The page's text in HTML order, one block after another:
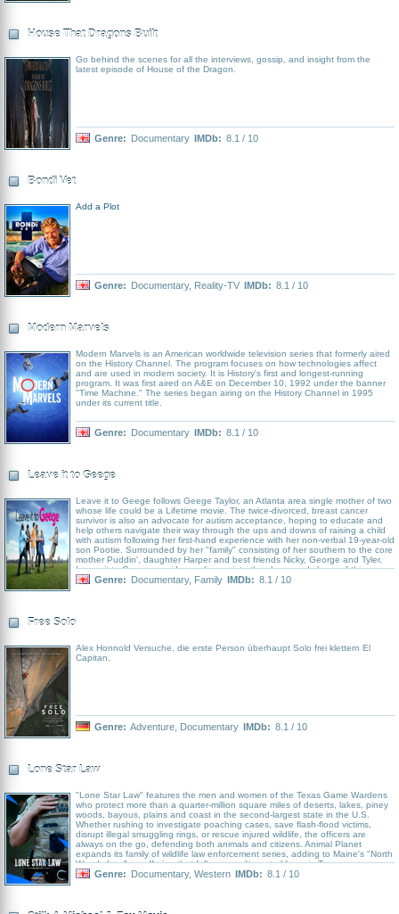
House That Dragons Built
Go behind the scenes for all the interviews, gossip, and insight from the
latest episode of House of the Dragon.
Genre: Documentary IMDb: 8.1 / 10
Bondi Vet
Add a Plot
Genre: Documentary, Reality-TV IMDb: 8.1 / 10
Modern Marvels
Modern Marvels is an American worldwide television series that formerly aired
on the History Channel. The program focuses on how technologies affect
and are used in modern society. It is History's first and longest-running
program. It was first aired on A&E on December 10, 1992 under the banner
"Time Machine." The series began airing on the History Channel in 1995
under its current title.
Genre: Documentary IMDb: 8.1 / 10
Leave it to Geege
Leave it to Geege follows Geege Taylor, an Atlanta area single mother of two
whose life could be a Lifetime movie. The twice-divorced, breast cancer
survivor is also an advocate for autism acceptance, hoping to educate and
help others navigate their way through the ups and downs of raising a child
with autism following her first-hand experience with her non-verbal 19-year-old
son Pootie. Surrounded by her "family" consisting of her southern to the core
mother Puddin', daughter Harper and best friends Nicky, George and Tyler,
Leave it to Geege provides a glimpse into the chaos and charm of this
authentic modern family filled with love and laughter.
Genre: Documentary, Family IMDb: 8.1 / 10
Free Solo
Alex Honnold Versuche, die erste Person überhaupt Solo frei klettern El
Capitan.
Genre: Adventure Documentary IMDb: 8.1 / 10
Lone Star Law
"Lone Star Law" features the men and women of the Texas Game Wardens
who protect more than a quarter-million square miles of deserts, lakes, piney
woods, bayous, plains and coast in the second-largest state in the U.S.
Whether rushing to investigate poaching cases, save flash-flood victims,
disrupt illegal smuggling rings, or rescue injured wildlife, the officers are
always on the go, defending both animals and citizens. Animal Planet
expands its family of wildlife law enforcement series, adding to Maine's "North
Woods Law" an offering that follows an elite patrol force in Texas.
Genre: Documentary, Western IMDb: 8.1 / 10